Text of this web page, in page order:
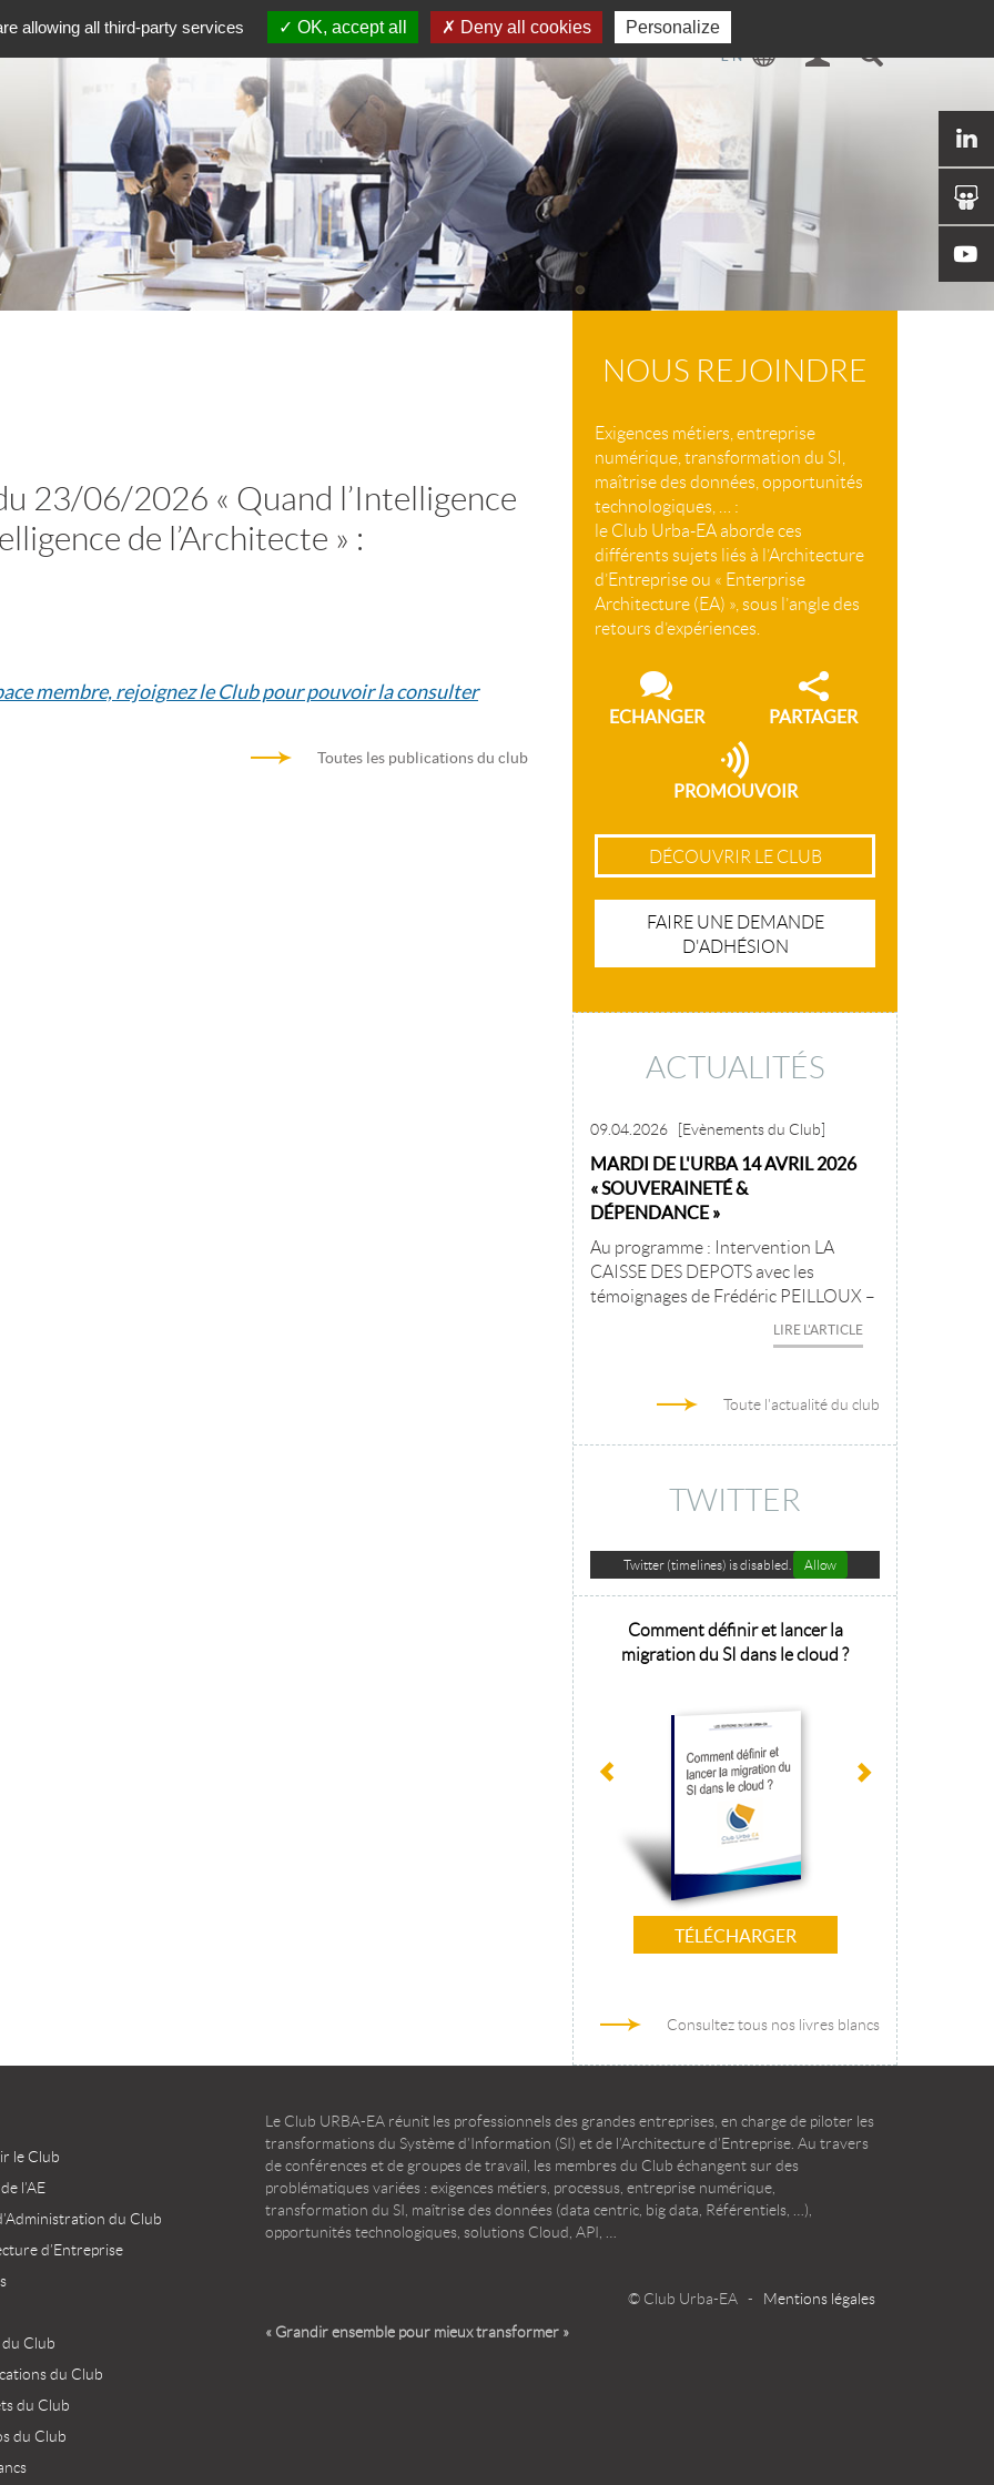
23/06/2026 « Quand l’Intelligence
de l’Architecte » :
membre, rejoignez le Club pour pouvoir la consulter
Toutes les publications du club
NOUS REJOINDRE
Exigences métiers, entreprise
numérique, transformation du SI,
maîtrise des données, opportunités
technologiques, … :
le Club Urba-EA aborde ces
différents sujets liés à l’Architecture
d’Entreprise ou « Enterprise
Architecture (EA) », sous l’angle des
retours d’expériences.
ECHANGER PARTAGER
PROMOUVOIR
DÉCOUVRIR LE CLUB
FAIRE UNE DEMANDE
D'ADHÉSION
ACTUALITÉS
09.04.2026 [Evènements du Club]
MARDI DE L'URBA 14 AVRIL 2026
« SOUVERAINETÉ &
DÉPENDANCE »
Au programme : Intervention LA
CAISSE DES DEPOTS avec les
témoignages de Frédéric PEILLOUX –
LIRE L'ARTICLE
Toute l'actualité du club
TWITTER
Twitter (timelines) is disabled. Allow
Comment définir et lancer la
migration du SI dans le cloud ?
TÉLÉCHARGER
Architecture
Consultez tous nos livres blancs
le Club
l’AE
du Club
d’Entreprise
du Club
du Club
du Club
du Club
Le Club URBA-EA réunit les professionnels des grandes entreprises, en charge de piloter les
transformations du Système d’Information (SI) et de l’Architecture d’Entreprise. Au travers
de conférences et de groupes de travail, les membres du Club échangent sur des
problématiques variées : exigences métiers, processus, entreprise numérique,
transformation du SI, maîtrise des données (data centric, big data, Référentiels, …),
opportunités technologiques, solutions Cloud, API, …
© Club Urba-EA - Mentions légales
« Grandir ensemble pour mieux transformer »
allowing all third-party services OK, accept all Deny all cookies Personalize